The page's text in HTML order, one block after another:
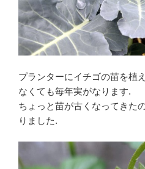
プランターにイチゴの苗を植
なくても毎年実がなります.
ちょっと苗が古くなってきた
りました.